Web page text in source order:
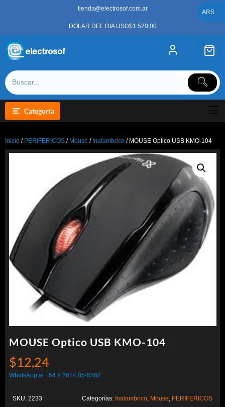
tienda@electrosof.com.ar
DOLAR DEL DIA USD$1.520,00
Categoría
Inicio / PERIFERICOS / Mouse / Inalambrico / MOUSE Optico USB KMO-104
MOUSE Optico USB KMO-104
$12,24
WhatsApp al +54 9 2614 85-5362
SKU: 2233 Categorías: Inalambrico, Mouse, PERIFERICOS
ARS